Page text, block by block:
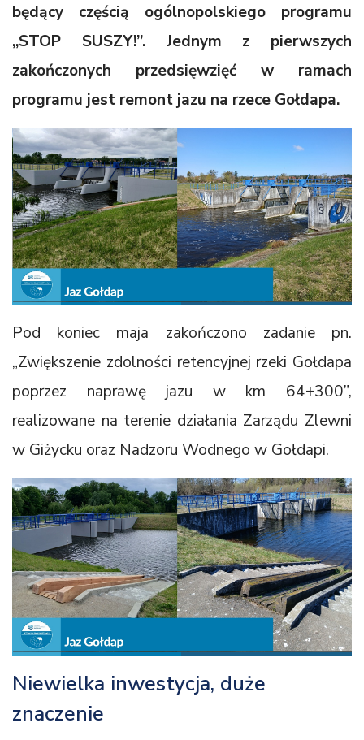
będący częścią ogólnopolskiego programu
„STOP SUSZY!”. Jednym z pierwszych
zakończonych przedsięwzięć w ramach
programu jest remont jazu na rzece Gołdapa.
Pod koniec maja zakończono zadanie pn.
„Zwiększenie zdolności retencyjnej rzeki Gołdapa
poprzez naprawę jazu w km 64+300”,
realizowane na terenie działania Zarządu Zlewni
w Giżycku oraz Nadzoru Wodnego w Gołdapi.
Niewielka inwestycja, duże
znaczenie